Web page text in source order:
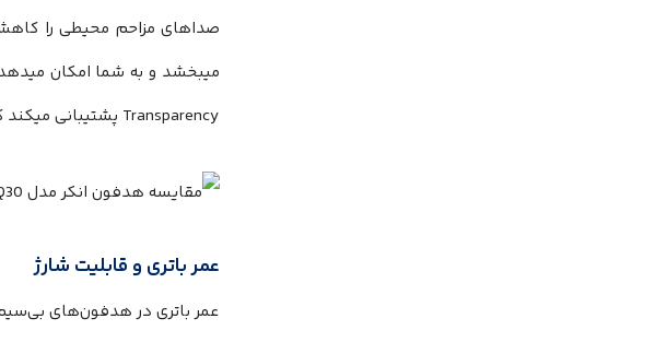
صداهای مزاحم محیطی را
میبخشد و به شما امکان میدهد
Transparency پشتیبانی میکند که ضمن پخش موسیقی، آگاهی از محیط اطراف را فراهم می‌آورد.
عمر باتری و قابلیت شارژ